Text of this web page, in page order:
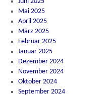
Mai 2025
April 2025
März 2025
Februar 2025
Januar 2025
Dezember 2024
November 2024
Oktober 2024
September 2024